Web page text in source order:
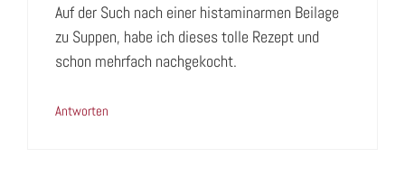
Auf der Such nach einer histaminarmen Beilage
zu Suppen, habe ich dieses tolle Rezept und
schon mehrfach nachgekocht.
Antworten